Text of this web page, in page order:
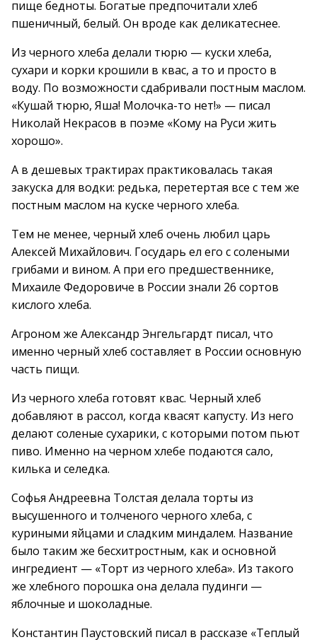
пище бедноты. Богатые предпочитали хлеб
пшеничный, белый. Он вроде как деликатеснее.
Из черного хлеба делали тюрю — куски хлеба,
сухари и корки крошили в квас, а то и просто в
воду. По возможности сдабривали постным маслом.
«Кушай тюрю, Яша! Молочка-то нет!» — писал
Николай Некрасов в поэме «Кому на Руси жить
хорошо».
А в дешевых трактирах практиковалась такая
закуска для водки: редька, перетертая все с тем же
постным маслом на куске черного хлеба.
Тем не менее, черный хлеб очень любил царь
Алексей Михайлович. Государь ел его с солеными
грибами и вином. А при его предшественнике,
Михаиле Федоровиче в России знали 26 сортов
кислого хлеба.
Агроном же Александр Энгельгардт писал, что
именно черный хлеб составляет в России основную
часть пищи.
Из черного хлеба готовят квас. Черный хлеб
добавляют в рассол, когда квасят капусту. Из него
делают соленые сухарики, с которыми потом пьют
пиво. Именно на черном хлебе подаются сало,
килька и селедка.
Софья Андреевна Толстая делала торты из
высушенного и толченого черного хлеба, с
куриными яйцами и сладким миндалем. Название
было таким же бесхитростным, как и основной
ингредиент — «Торт из черного хлеба». Из такого
же хлебного порошка она делала пудинги —
яблочные и шоколадные.
Константин Паустовский писал в рассказе «Теплый